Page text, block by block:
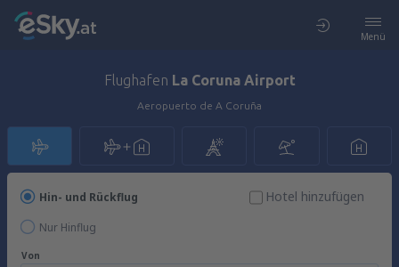
Menü
Flughafen La Coruna Airport
Aeropuerto de A Coruña
Hin- und Rückflug
Nur Hinflug
Hotel hinzufügen
Von